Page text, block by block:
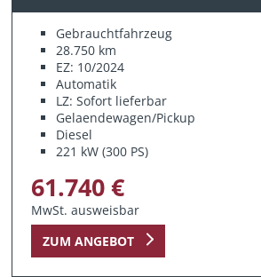
Gebrauchtfahrzeug
28.750 km
EZ: 10/2024
Automatik
LZ: Sofort lieferbar
Gelaendewagen/Pickup
Diesel
221 kW (300 PS)
61.740 €
MwSt. ausweisbar
ZUM ANGEBOT